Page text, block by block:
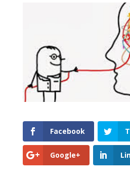
Facebook
Google+